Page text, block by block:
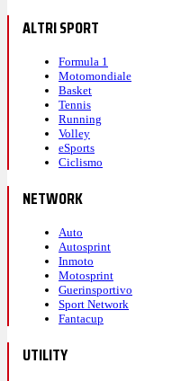
ALTRI SPORT
Formula 1
Motomondiale
Basket
Tennis
Running
Volley
eSports
Ciclismo
NETWORK
Auto
Autosprint
Inmoto
Motosprint
Guerinsportivo
Sport Network
Fantacup
UTILITY